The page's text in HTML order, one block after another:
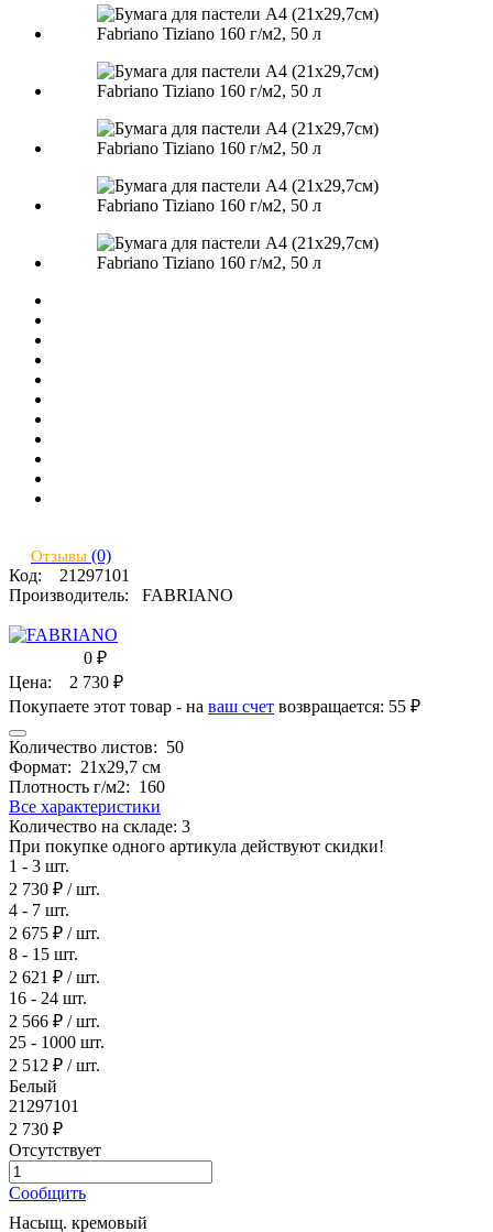
Отзывы (0)
Код: 21297101
Производитель: FABRIANO
0 ₽
Цена: 2 730 ₽
Покупаете этот товар - на ваш счет возвращается: 55 ₽
Количество листов: 50
Формат: 21х29,7 см
Плотность г/м2: 160
Все характеристики
Количество на складе: 3
При покупке одного артикула действуют скидки!
1 - 3 шт.
2 730 ₽ / шт.
4 - 7 шт.
2 675 ₽ / шт.
8 - 15 шт.
2 621 ₽ / шт.
16 - 24 шт.
2 566 ₽ / шт.
25 - 1000 шт.
2 512 ₽ / шт.
Белый
21297101
2 730 ₽
Отсутствует
Сообщить
Насыщ. кремовый